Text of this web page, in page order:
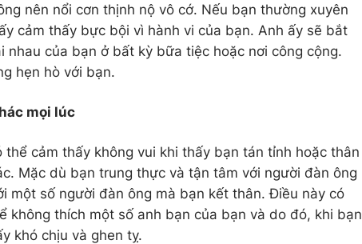
nên nổi cơn thịnh nộ vô cớ. Nếu bạn thường xuyên
cảm thấy bực bội vì hành vi của bạn. Anh ấy sẽ bắt
nhau của bạn ở bất kỳ bữa tiệc hoặc nơi công cộng.
hẹn hò với bạn.
mọi lúc
cảm thấy không vui khi thấy bạn tán tỉnh hoặc thân
Mặc dù bạn trung thực và tận tâm với người đàn ông
một số người đàn ông mà bạn kết thân. Điều này có
không thích một số anh bạn của bạn và do đó, khi bạn
khó chịu và ghen tỵ.